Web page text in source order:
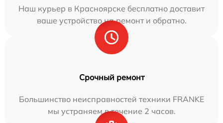
Наш курьер в Красноярске бесплатно доставит
ваше устройство на ремонт и обратно.
Срочный ремонт
Большинство неисправностей техники FRANKE
мы устраняем в течение 2 часов.